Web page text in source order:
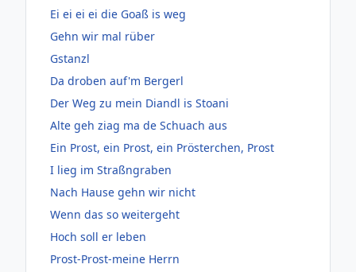
Ei ei ei ei die Goaß is weg
Gehn wir mal rüber
Gstanzl
Da droben auf'm Bergerl
Der Weg zu mein Diandl is Stoani
Alte geh ziag ma de Schuach aus
Ein Prost, ein Prost, ein Prösterchen, Prost
I lieg im Straßngraben
Nach Hause gehn wir nicht
Wenn das so weitergeht
Hoch soll er leben
Prost-Prost-meine Herrn